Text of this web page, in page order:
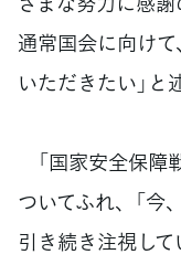
通常国会に向け
いただきたい」と
「国家安全保障
ついてふれ、「今
引き続き注視し